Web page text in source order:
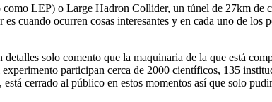
LEP) o Large Hadron Collider, un túnel de 27km de
cuando ocurren cosas interesantes y en cada uno de los
solo comento que la maquinaria de la que está
participan cerca de 2000 científicos, 135
cerrado al público en estos momentos así que solo